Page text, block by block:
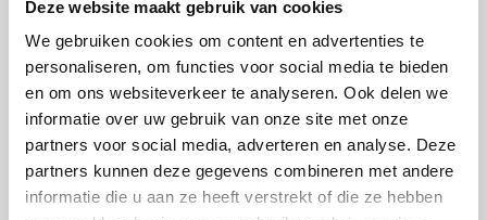
Deze website maakt gebruik van cookies
We gebruiken cookies om content en advertenties te
personaliseren, om functies voor social media te bieden
en om ons websiteverkeer te analyseren. Ook delen we
informatie over uw gebruik van onze site met onze
partners voor social media, adverteren en analyse. Deze
partners kunnen deze gegevens combineren met andere
informatie die u aan ze heeft verstrekt of die ze hebben
Afwisselend en uitdagend werk
De mogelijkheid om mee te lopen met een ervaren
dakdekker die jou het vak kan leren!
Goede opleidings- en ontwikkelingsmogelijkheden
Doorgroeimogelijkheden totuitvoerder!
Een aangename en collegiale werksfeer